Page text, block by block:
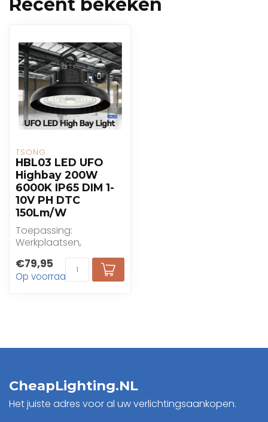
Recent bekeken
TSONG
HBL03 LED UFO
Highbay 200W
6000K IP65 DIM 1-
10V PH DTC
150Lm/W
Toepassing:
Werkplaatsen,
fabrieken, magazijnen,
benzinestations,
supermarkten, ...
€79,95
Op voorraad
CheapLighting.NL
Het juiste adres voor al uw verlichtingsaankopen.